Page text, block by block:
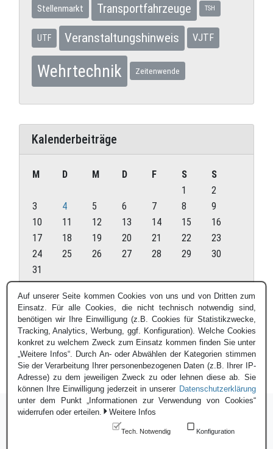
Stellenmarkt Transportfahrzeuge TSH
UTF Veranstaltungshinweis VJTF
Wehrtechnik Zeitenwende
Kalenderbeiträge
August 2026
M D M D F S
S
1
2
3
4 5 6 7 8
9
10
11 12 13 14 15
16
17
18 19 20 21 22
23
24
25 26 27 28 29
30
31
« Juli
Auf unserer Seite kommen Cookies von uns und von Dritten zum
Einsatz. Für alle Cookies, die nicht technisch notwendig sind,
benötigen wir Ihre Einwilligung (z.B. Cookies für Statistikzwecke,
Tracking, Analytics, Werbung, ggf. Konfiguration). Welche Cookies
konkret zu welchem Zweck zum Einsatz kommen finden Sie unter
„Weitere Infos“. Durch An- oder Abwählen der Kategorien stimmen
Sie der Verarbeitung Ihrer personenbezogenen Daten (z.B. Ihrer IP-
Adresse) zu dem jeweiligen Zweck zu oder lehnen diese ab. Sie
können Ihre Einwilligung jederzeit in unserer Datenschutzerklärung
unter dem Punkt „Informationen zur Verwendung von Cookies“
widerrufen oder erteilen.
Weitere Infos
Tech. Notwendig Konfiguration